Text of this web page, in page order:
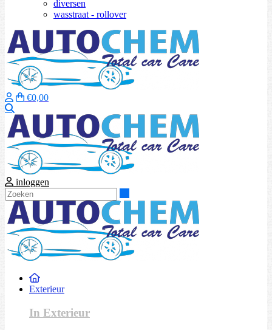
diversen
wasstraat - rollover
€0,00
inloggen
Exterieur
In Exterieur